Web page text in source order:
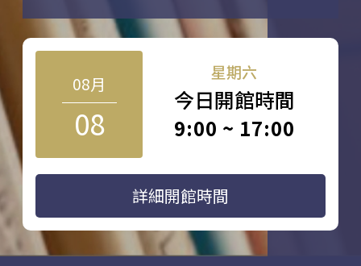
08月
08
星期六
今日開館時間
9:00 ~ 17:00
詳細開館時間